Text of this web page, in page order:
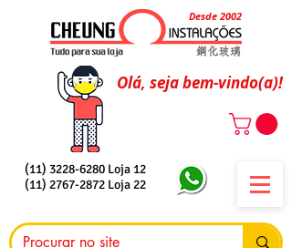
Desde 2002
Olá, seja bem-vindo(a)!
(11) 3228-6280 Loja 12
(11) 2767-2872 Loja 22